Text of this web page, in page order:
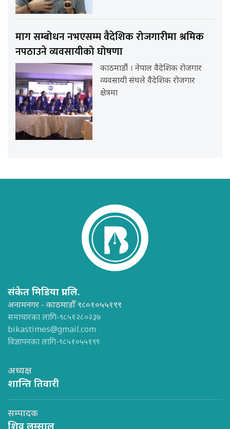
माग सम्बोधन नभएसम्म वैदेशिक रोजगारीमा श्रमिक
नपठाउने व्यवसायीको घोषणा
काठमाडौंं । नेपाल वैदेशिक रोजगार
व्यवसायी संघले वैदेशिक रोजगार
क्षेत्रमा
संकेत मिडिया प्रा.लि.
अनामनगर - काठमाडौँ ९८०१०५५१९९
समाचारका लागि-९८५१२८०२३७
bikastimes@gmail.com
विज्ञापनका लागि-९८५१०५५१९९
अध्यक्ष
शान्ति तिवारी
सम्पादक